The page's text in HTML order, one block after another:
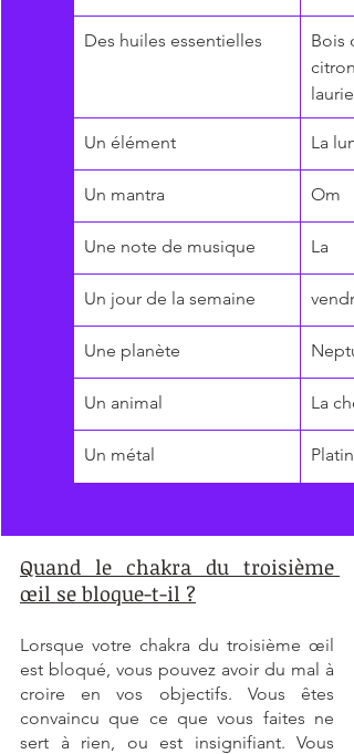
Des huiles essentielles
Bois
Un élément La
Un mantra Om
Une note de musique La
Un jour de la semaine
Une planète
Un animal La
Un métal Platine
Quand le chakra du troisième
œil se bloque-t-il ?
Lorsque votre chakra du troisième œil
est bloqué, vous pouvez avoir du mal à
croire en vos objectifs. Vous êtes
convaincu que ce que vous faites ne
sert à rien, ou est insignifiant. Vous